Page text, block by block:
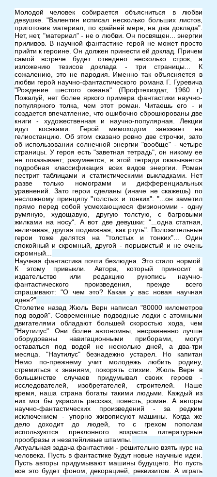
Молодой человек собирается объясниться в любви
девушке. "Валентин исписал несколько больших листов,
приготовив материал, по крайней мере, на два доклада".
Нет, нет, "материал" - не о любви. Он посвящен... энергии
приливов. В научной фантастике герой не может просто
прийти к героине. Он должен принести ей доклад. Причем
самой встрече будет отведено несколько строк, а
изложению тезисов доклада - три страницы... К
сожалению, это не пародия. Именно так объясняется в
любви герой научно-фантастического романа Г. Гуревича
"Рождение шестого океана" (Профтехиздат, 1960 г.)
Пожалуй, нет более яркого примера фантастики научно-
популярного толка, чем этот роман. Читаешь его - и
создается впечатление, что ошибочно сброшюрованы две
книги - художественная и научно-популярная. Лекции
идут косяками. Герой мимоходом заезжает на
гелиостанцию. Об этом сказано ровно две строчки, зато
об использовании солнечной энергии "вообще" - четыре
страницы. У героя есть "заветная тетрадь", он никому ее
не показывает; разумеется, в этой тетради оказывается
подробная классификация всех видов энергии. Роман
пестрит таблицами и статистическими выкладками. Нет
разве только номограмм и дифференциальных
уравнений. Зато герои сделаны (иначе не скажешь) по
несложному принципу "толстых и тонких": "...он заметил
прямо перед собой усмехающиеся физиономии - одну
румяную, худощавую, другую толстую, с багровыми
жилками на носу". А вот две девушки: "...одна статная,
величавая, другая подвижная, как ртуть". Положительные
герои тоже делятся на "толстых и тонких"... Один
спокойный и скромный, другой - порывистый и не очень
скромный...
Научная фантастика почти безлюдна. Это стало нормой.
К этому привыкли. Автора, который приносит в
издательство или редакцию рукопись научно-
фантастического произведения, прежде всего
спрашивают: "О чем это? Какая у вас новая научная
идея?"
Столетие назад Жюль Верн написал "80000 километров
под водой". Современные подводные лодки с атомными
двигателями обладают большей скоростью хода, чем
"Наутилус". Они более автономны, несравненно лучше
оборудованы навигационными приборами, могут
оставаться под водой не несколько дней, а два-три
месяца. "Наутилус" безнадежно устарел. Но капитан
Немо по-прежнему учит молодежь любить родину,
стремиться к знаниям, покорять стихии. Жюль Верн в
большинстве случаев придумывал своих героев -
исследователей, изобретателей, строителей. Наше
время, наша страна богаты такими людьми. Каждый из
них мог бы украсить рассказ, повесть, роман. А авторы
научно-фантастических произведений - за редким
исключением - упорно живописуют машины. Когда же
дело доходит до людей, то с грехом пополам
используются преклонного возраста литературные
прообразы и незатейливые штампы.
Актуальная задача фантастики - решительно взять курс на
человека. Пусть в фантастике будут новые научные идеи.
Пусть авторы придумывают машины будущего. Но пусть
все это будет фоном, декорацией, реквизитом. А играть